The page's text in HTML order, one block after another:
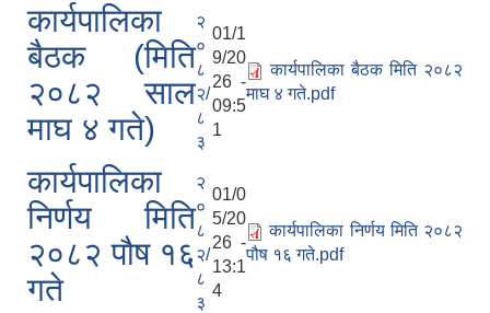
कार्यपालिका
बैठक (मिति
२०८२ साल
माघ ४ गते)
२
०
८
२/
८
३
01/1
9/20
26 -
09:5
1
कार्यपालिका बैठक मिति २०८२
माघ ४ गते.pdf
कार्यपालिका
निर्णय मिति
२०८२ पौष १६
गते
२
०
८
२/
८
३
01/0
5/20
26 -
13:1
4
कार्यपालिका निर्णय मिति २०८२
पौष १६ गते.pdf